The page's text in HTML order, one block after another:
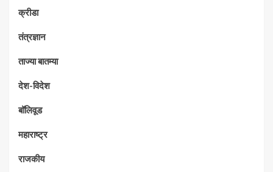
क्रीडा
तंत्रज्ञान
ताज्या बातम्या
देश-विदेश
बॉलिवूड
महाराष्ट्र
राजकीय